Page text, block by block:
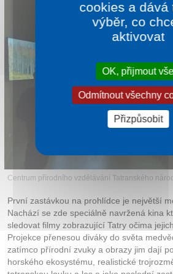
Centrum přírodního vzdělávání Tatranského
První zastávkou na prohlídce je největší
Nachází se zde speciálně navržená kina
sledovat filmy zobrazující Tatry očima
Projekce přenesou diváky do světa
zatímco přírodní zvuky a obrazy jim dají
horského ekosystému, realistické
cookies a dává
výběr, co
aktivovat
OK, přijmout vše
Odmítnout všechny
Přizpůsobit